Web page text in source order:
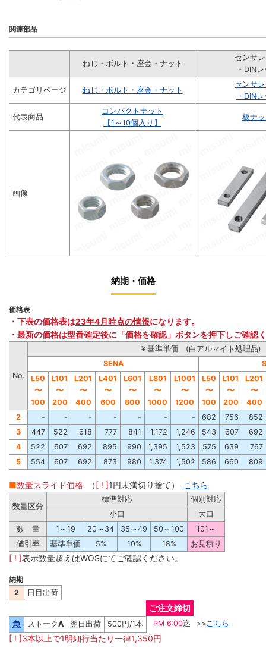
関連部品
ねじ・ボルト・座金・ナット
センサ
・DIN
カテゴリページ ねじ・ボルト・座金・ナット
センサ
・DIN
代表商品
コンパクトナット
【1～10個入り】
板ナ
画像
納期・価格
価格表
・下表の価格表は23年4月時点の情報になります。
・最新の価格は型番確定後に「価格を確認」ボタンを押下しご確認
No.
￥基準単価 (白アルマイト処理品)
SENA
L50
〜
100
L101
〜
200
L201
〜
400
L401
〜
600
L601
〜
800
L801
〜
1000
L1001
〜
1200
L50
〜
100
L101
〜
200
L201
〜
400
2
- - - - - - - 682 756
852
3
447 522 618 777 841 1,172 1,246 543 607
692
4
522 607 692 895 990 1,395 1,523 575 639
767
5
554 607 692 873 980 1,374 1,502 586 660 809
■数量スライド価格 （[ ! ]1円未満切り捨て） こちら
数量区分
標準対応
個別対応
小口
大口
数 量
1～19 20～34 35～49 50～100
101～
値引率
基準単価 5% 10% 18% お見積り
[ ! ]表示数量超えはWOSにてご確認ください。
納期
2
日目出荷
ご注文締切
急
ストークA 翌日出荷 500円/1本 PM 6:00迄 >>こちら
[ ! ]3本以上で1明細行当たり一律1,350円